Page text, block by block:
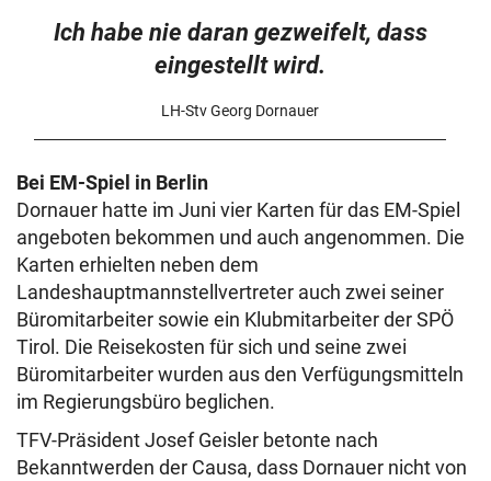
Ich habe nie daran gezweifelt, dass
eingestellt wird.
LH-Stv Georg Dornauer
Bei EM-Spiel in Berlin
Dornauer hatte im Juni vier Karten für das EM-Spiel
angeboten bekommen und auch angenommen. Die
Karten erhielten neben dem
Landeshauptmannstellvertreter auch zwei seiner
Büromitarbeiter sowie ein Klubmitarbeiter der SPÖ
Tirol. Die Reisekosten für sich und seine zwei
Büromitarbeiter wurden aus den Verfügungsmitteln
im Regierungsbüro beglichen.
TFV-Präsident Josef Geisler betonte nach
Bekanntwerden der Causa, dass Dornauer nicht von